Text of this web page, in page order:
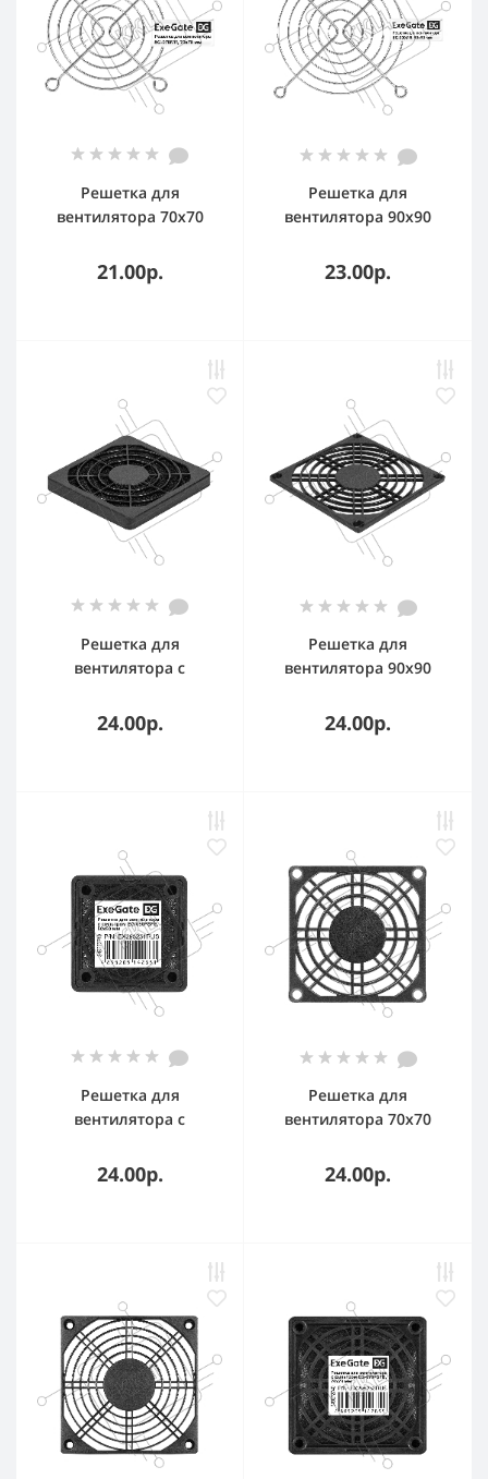
Решетка для
вентилятора 70x70
(70x70 мм,
металлическая,
21.00р.
Решетка для
вентилятора 90x90
(90x90 мм,
металлическая,
23.00р.
Решетка для
вентилятора с
ExeGate EG-060PSFB
24.00р.
Решетка для
вентилятора 90x90
(90x90 мм,
пластиковая,
24.00р.
Решетка для
вентилятора с
ExeGate EG-050PSFB
24.00р.
Решетка для
вентилятора 70x70
(70x70 мм,
пластиковая,
24.00р.